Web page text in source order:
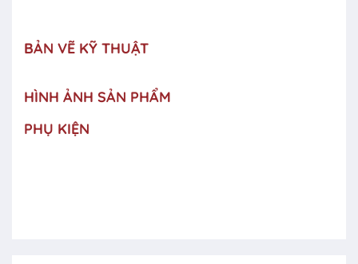
BẢN VẼ KỸ THUẬT
HÌNH ẢNH SẢN PHẨM
PHỤ KIỆN